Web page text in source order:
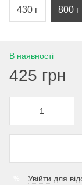
430 г 800 г
В наявності
425 грн
Увійти для